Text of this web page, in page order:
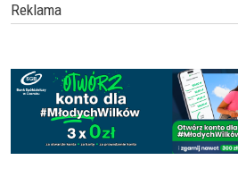
Reklama